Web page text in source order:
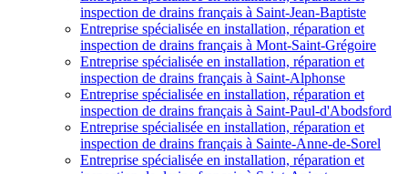
inspection de drains français à Saint-Jean-Baptiste
Entreprise spécialisée en installation, réparation et
inspection de drains français à Mont-Saint-Grégoire
Entreprise spécialisée en installation, réparation et
inspection de drains français à Saint-Alphonse
Entreprise spécialisée en installation, réparation et
inspection de drains français à Saint-Paul-d'Abodsford
Entreprise spécialisée en installation, réparation et
inspection de drains français à Sainte-Anne-de-Sorel
Entreprise spécialisée en installation, réparation et